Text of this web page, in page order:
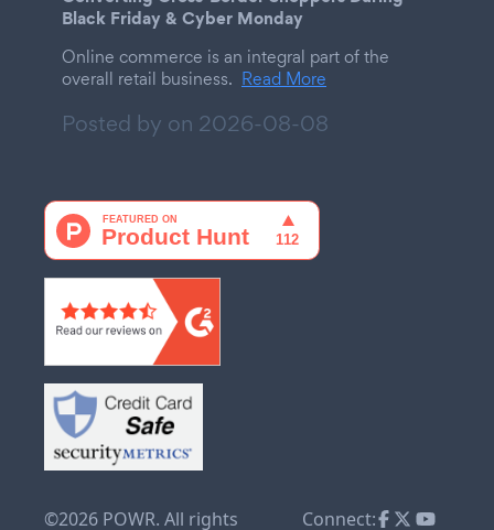
Black Friday & Cyber Monday
Online commerce is an integral part of the
overall retail business. Read More
Posted by on 2026-08-08
©2026 POWR. All rights Connect: